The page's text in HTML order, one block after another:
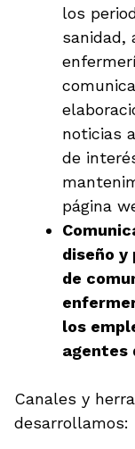
los
sanidad,
noticias
de
página
diseño y
de
los
agentes
Canales y
desarrollamos: